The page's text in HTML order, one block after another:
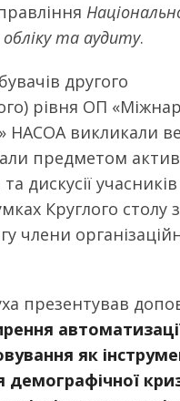
та аудиту.
другого
рівня ОП
НАСОА викликали
предметом
дискусії
Круглого столу
члени
презентував
як
демографічної